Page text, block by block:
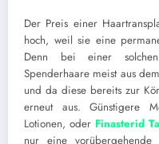
Der Preis einer
hoch, weil sie eine
Denn bei einer
Spenderhaare meist aus
und da diese bereits zur
erneut aus. Günstigere
Lotionen, oder Finasterid
nur eine